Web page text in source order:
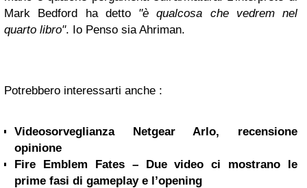
Mark Bedford ha detto "è qualcosa che vedrem nel
quarto libro". Io Penso sia Ahriman.
Potrebbero interessarti anche :
Videosorveglianza Netgear Arlo, recensione
opinione
Fire Emblem Fates – Due video ci mostrano le
prime fasi di gameplay e l’opening